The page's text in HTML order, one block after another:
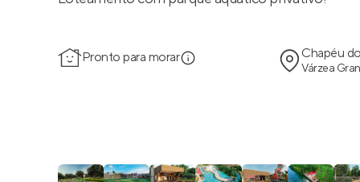
Pronto para morar Chapéu
Várzea